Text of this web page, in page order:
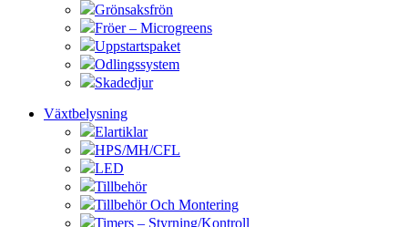
Grönsaksfrön
Fröer – Microgreens
Uppstartspaket
Odlingssystem
Skadedjur
Växtbelysning
Elartiklar
HPS/MH/CFL
LED
Tillbehör
Tillbehör Och Montering
Timers – Styrning/Kontroll